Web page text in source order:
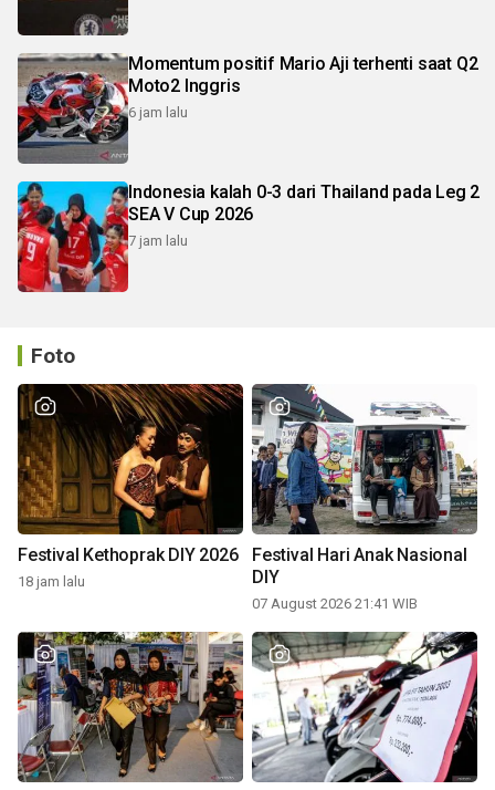
Momentum positif Mario Aji terhenti saat Q2
Moto2 Inggris
6 jam lalu
Indonesia kalah 0-3 dari Thailand pada Leg 2
SEA V Cup 2026
7 jam lalu
Foto
Festival Kethoprak DIY 2026
18 jam lalu
Festival Hari Anak Nasional
DIY
07 August 2026 21:41 WIB